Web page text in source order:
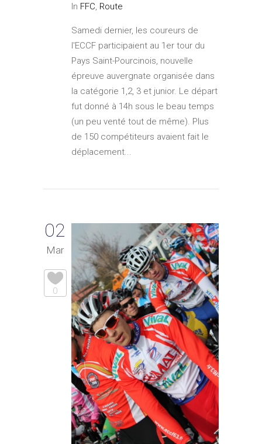
In FFC, Route
Samedi dernier, les coureurs de
l'ECCF participaient au 1er tour du
Pays Saint-Pourcinois, nouvelle
épreuve auvergnate organisée dans
la catégorie 1,2, 3 et junior. Le départ
fut donné à 14h sous le beau temps
(un peu venté tout de même). Plus
de 150 compétiteurs avaient fait le
déplacement...
02
Mar
0